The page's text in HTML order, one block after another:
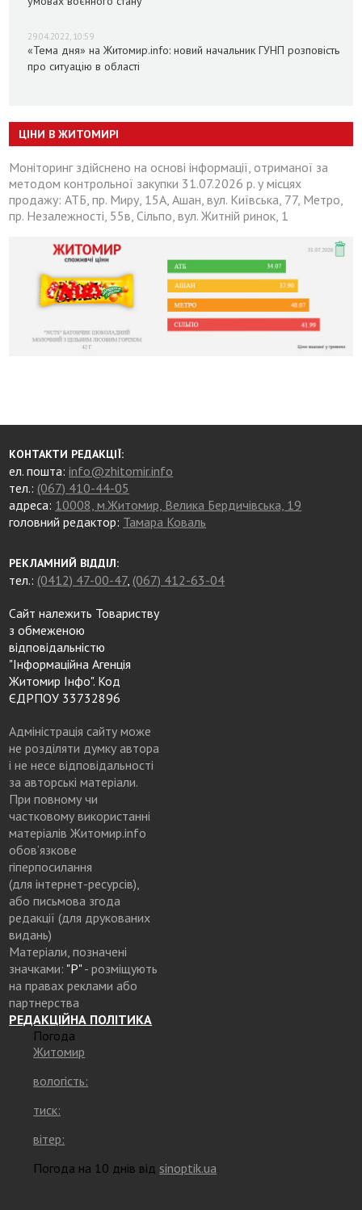
29.04.2022, 10:59
«Тема дня» на Житомир.info: новий начальник ГУНП розповість
про ситуацію в області
ЦІНИ В ЖИТОМИРІ
Моніторинг здійснено на основі інформації, отриманої за
методом контрольної закупки 31.07.2026 р. у місцях
продажу: АТБ, пр. Миру, 15А, Ашан, вул. Київська, 77, Метро,
пр. Незалежності, 55в, Сільпо, вул. Житній ринок, 1
КОНТАКТИ РЕДАКЦІЇ:
ел. пошта:info@zhitomir.info
тел.: (067) 410-44-05
адреса: 10008, м.Житомир, Велика Бердичівська, 19
головний редактор: Тамара Коваль
РЕКЛАМНИЙ ВІДДІЛ:
тел.: (0412) 47-00-47, (067) 412-63-04
Сайт належить Товариству
з обмеженою
відповідальністю
"Інформаційна Агенція
Житомир Інфо". Код
ЄДРПОУ 33732896
Адміністрація сайту може
не розділяти думку автора
і не несе відповідальності
за авторські матеріали.
При повному чи
частковому використанні
матеріалів Житомир.info
обов’язкове
гіперпосилання
(для інтернет-ресурсів),
або письмова згода
редакції (для друкованих
видань)
Матеріали, позначені
значками: "Р"- розміщують
на правах реклами або
партнерства
РЕДАКЦІЙНА ПОЛІТИКА
Погода
Житомир
вологість:
тиск:
вітер:
Погода на 10 днів відsinoptik.ua